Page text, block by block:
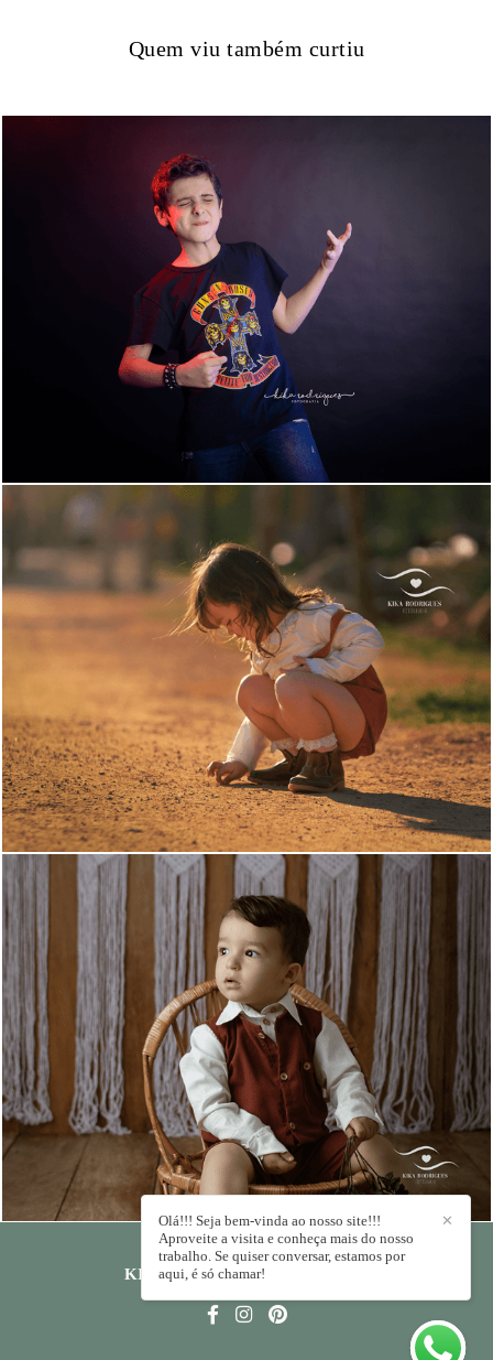
Quem viu também curtiu
3984
969
1721 0
KIKA RODRIGUES
✕
Olá!!! Seja bem-vinda ao nosso site!!!
Aproveite a visita e conheça mais do nosso
trabalho. Se quiser conversar, estamos por
aqui, é só chamar!